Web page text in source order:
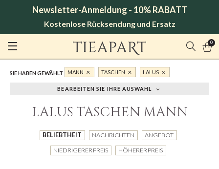
Newsletter-Anmeldung - 10% RABATT
Kostenlose Rücksendung und Ersatz
0
SIE HABEN GEWÄHLT MANN TASCHEN LALUS
BEARBEITEN SIE IHRE AUSWAHL
LALUS TASCHEN MANN
BELIEBTHEIT NACHRICHTEN ANGEBOT
NIEDRIGERER PREIS HÖHERER PREIS